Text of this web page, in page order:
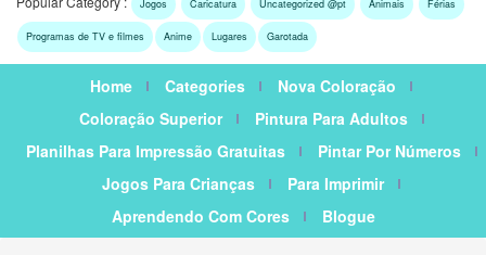
Jogos Caricatura Uncategorized @pt Animais Férias
Programas de TV e filmes Anime Lugares Garotada
Home Categories
Nova Coloração
Coloração Superior
Pintura Para Adultos
Planilhas Para Impressão Gratuitas
Pintar Por Números
Jogos Para Crianças
Para Imprimir
Aprendendo Com Cores
Blogue